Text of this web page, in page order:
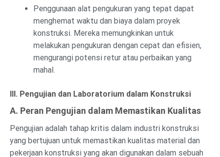
Penggunaan alat pengukuran yang tepat dapat
menghemat waktu dan biaya dalam proyek
konstruksi. Mereka memungkinkan untuk
melakukan pengukuran dengan cepat dan efisien,
mengurangi potensi retur atau perbaikan yang
mahal.
III. Pengujian dan Laboratorium dalam Konstruksi
A. Peran Pengujian dalam Memastikan Kualitas
Pengujian adalah tahap kritis dalam industri konstruksi
yang bertujuan untuk memastikan kualitas material dan
pekerjaan konstruksi yang akan digunakan dalam sebuah